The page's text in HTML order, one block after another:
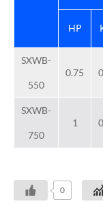
HP
SXWB-
550
0.75
SXWB-
750
1
0